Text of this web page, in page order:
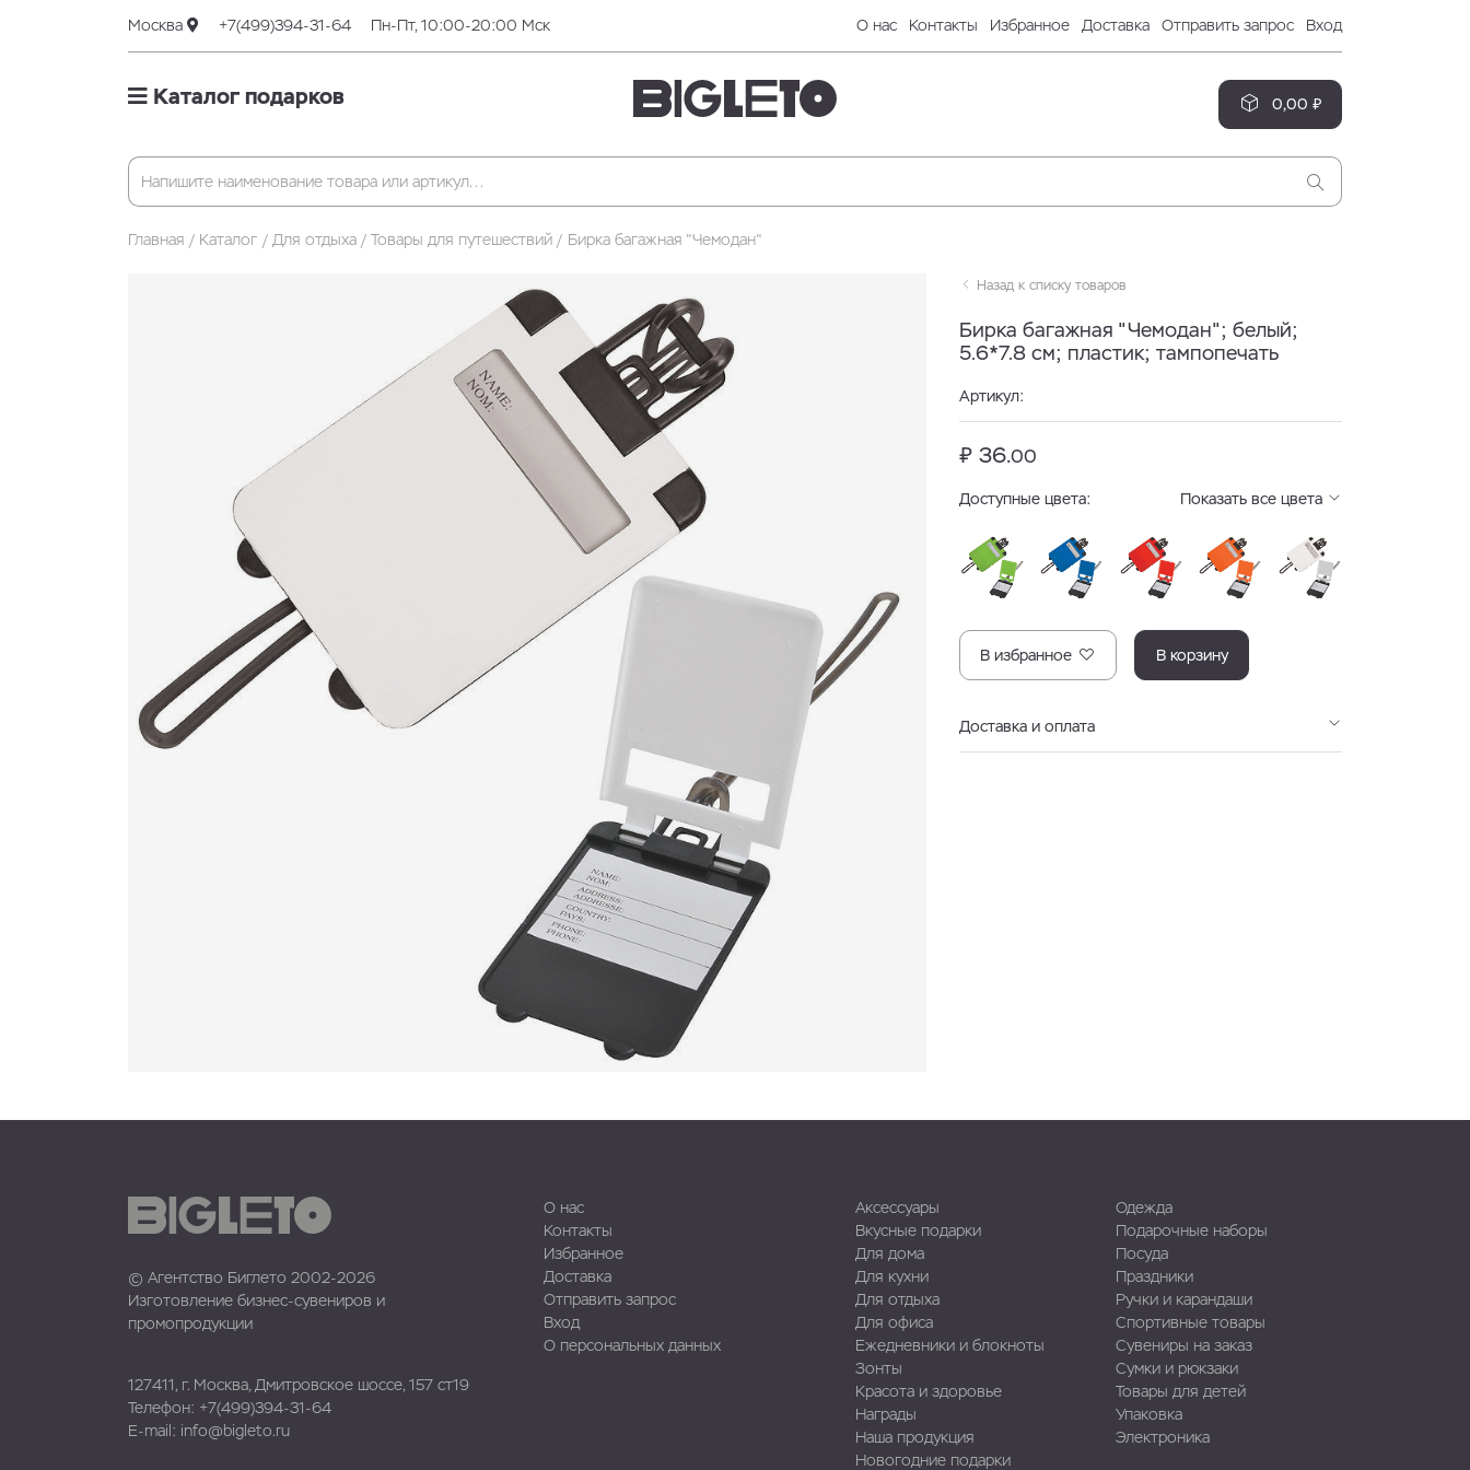
Москва +7(499)394-31-64 Пн-Пт, 10:00-20:00 Мск О нас Контакты Избранное Доставка Отправить запрос Вход
Каталог подарков 0,00 ₽
Главная Каталог Для отдыха Товары для путешествий Бирка багажная "Чемодан"
Назад к списку товаров
Бирка багажная "Чемодан"; белый;
5.6*7.8 см; пластик; тампопечать
Артикул:
₽ 36.00
Доступные цвета: Показать все цвета
В избранное В корзину
Доставка и оплата
© Агентство Биглето 2002-2026
Изготовление бизнес-сувениров и
промопродукции
127411, г. Москва, Дмитровское шоссе, 157 ст19
Телефон: +7(499)394-31-64
E-mail: info@bigleto.ru
О нас
Контакты
Избранное
Доставка
Отправить запрос
Вход
О персональных данных
Аксессуары
Вкусные подарки
Для дома
Для кухни
Для отдыха
Для офиса
Ежедневники и блокноты
Зонты
Красота и здоровье
Награды
Наша продукция
Новогодние подарки
Одежда
Подарочные наборы
Посуда
Праздники
Ручки и карандаши
Спортивные товары
Сувениры на заказ
Сумки и рюкзаки
Товары для детей
Упаковка
Электроника